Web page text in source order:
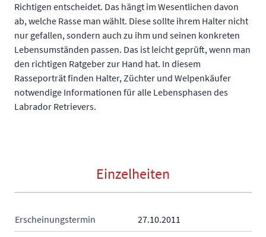
Richtigen entscheidet. Das hängt im Wesentlichen davon
ab, welche Rasse man wählt. Diese sollte ihrem Halter nicht
nur gefallen, sondern auch zu ihm und seinen konkreten
Lebensumständen passen. Das ist leicht geprüft, wenn man
den richtigen Ratgeber zur Hand hat. In diesem
Rasseporträt finden Halter, Züchter und Welpenkäufer
notwendige Informationen für alle Lebensphasen des
Labrador Retrievers.
Einzelheiten
Erscheinungstermin 27.10.2011